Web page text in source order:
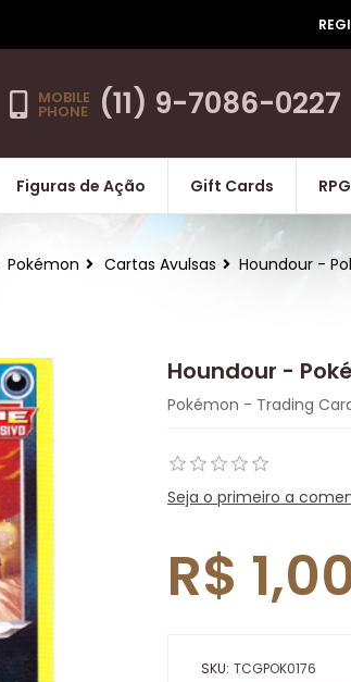
MOBILE
PHONE (11) 9-7086-0227
Figuras de Ação Gift Cards RPG
Pokémon Cartas Avulsas Houndour -
Houndour -
Pokémon - Trading
Seja o primeiro a
R$
SKU: TCGPOK0176